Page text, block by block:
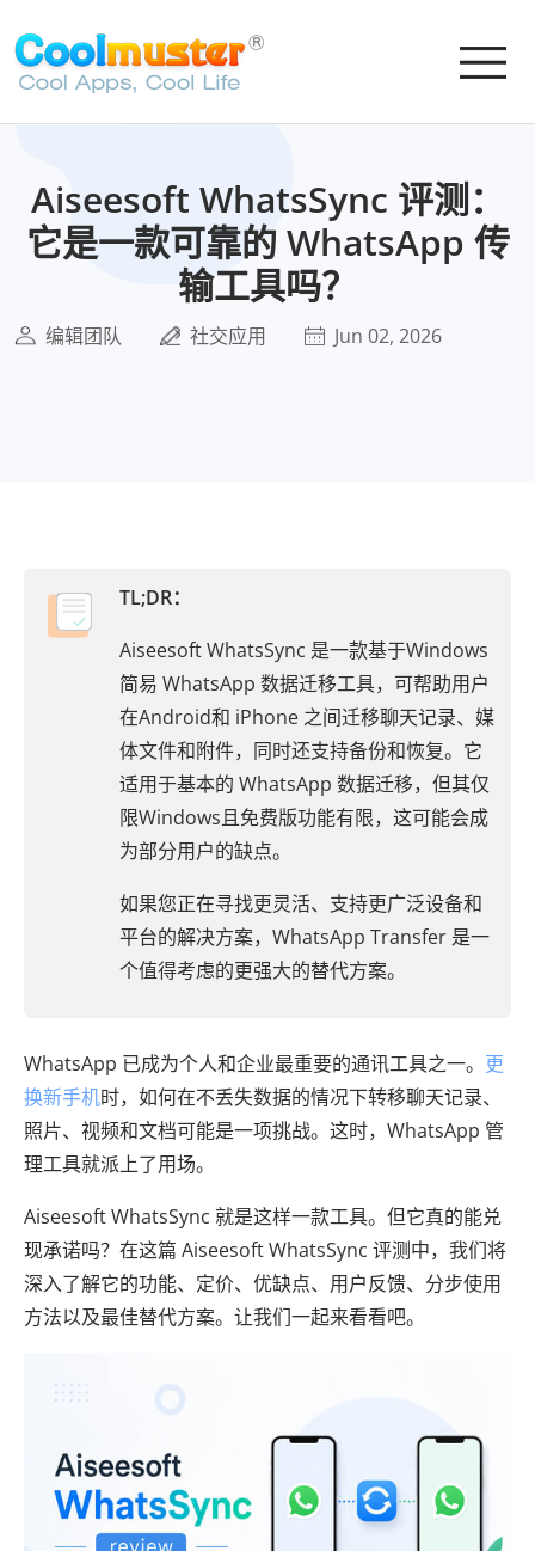
Aiseesoft WhatsSync 评测：
它是一款可靠的 WhatsApp 传
输工具吗？
编辑团队 社交应用 Jun 02, 2026
TL;DR：
Aiseesoft WhatsSync 是一款基于Windows
简易 WhatsApp 数据迁移工具，可帮助用户
在Android和 iPhone 之间迁移聊天记录、媒
体文件和附件，同时还支持备份和恢复。它
适用于基本的 WhatsApp 数据迁移，但其仅
限Windows且免费版功能有限，这可能会成
为部分用户的缺点。
如果您正在寻找更灵活、支持更广泛设备和
平台的解决方案，WhatsApp Transfer 是一
个值得考虑的更强大的替代方案。
WhatsApp 已成为个人和企业最重要的通讯工具之一。 更
换新手机时，如何在不丢失数据的情况下转移聊天记录、
照片、视频和文档可能是一项挑战。这时，WhatsApp 管
理工具就派上了用场。
Aiseesoft WhatsSync 就是这样一款工具。但它真的能兑
现承诺吗？在这篇 Aiseesoft WhatsSync 评测中，我们将
深入了解它的功能、定价、优缺点、用户反馈、分步使用
方法以及最佳替代方案。让我们一起来看看吧。